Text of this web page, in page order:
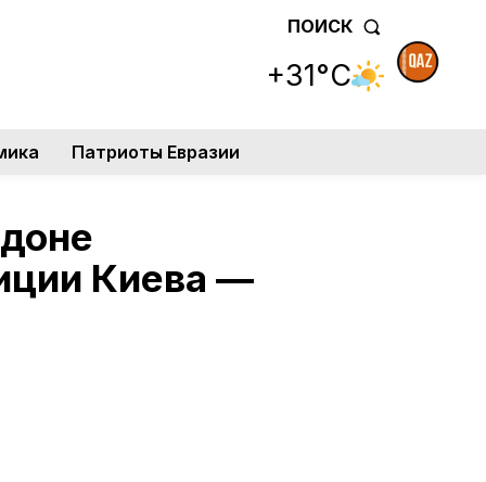
ПОИСК
+31°C
Патриоты Евразии
Киева —